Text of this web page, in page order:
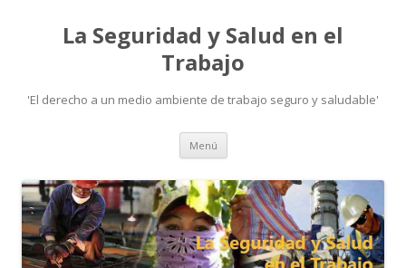
La Seguridad y Salud en el
Trabajo
'El derecho a un medio ambiente de trabajo seguro y saludable'
Menú Ir
contenido